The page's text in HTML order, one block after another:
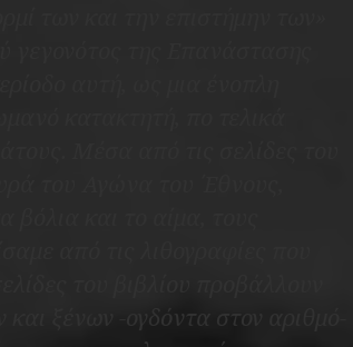
των και την επιστήμην των»
γεγονότος της Επανάστασης
αυτή, ως μια ένοπλη
κατακτητή, πο τελικά
Μέσα από τις σελίδες του
του Αγώνα του ΄Εθνους,
και το αίμα, τους
από τις λιθογραφίες που
του βιβλίου προβάλλουν
ξένων -ογδόντα στον αριθμό-